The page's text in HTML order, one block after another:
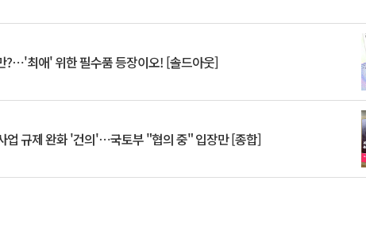
?⋯'최애' 위한 필수품 등장이오! [솔드아웃]
업 규제 완화 '건의'⋯국토부 "협의 중" 입장만 [종합]